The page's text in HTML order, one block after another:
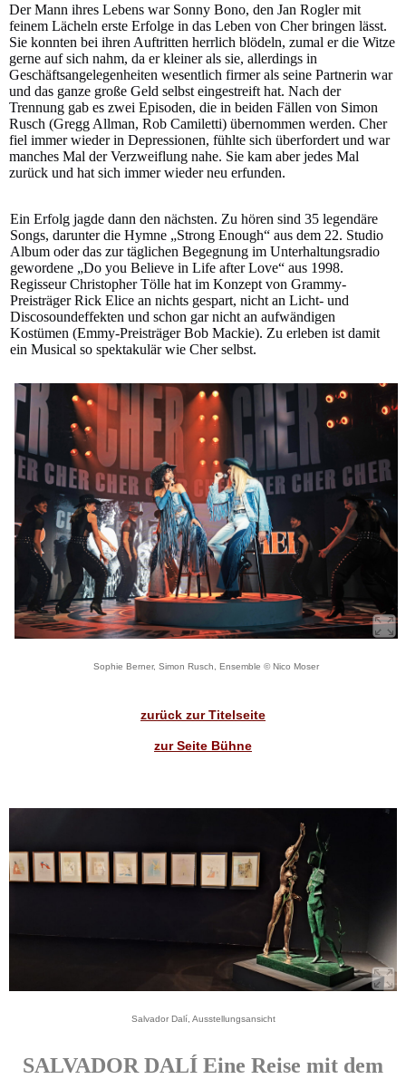
Der Mann ihres Lebens war Sonny Bono, den Jan Rogler mit
feinem Lächeln erste Erfolge in das Leben von Cher bringen lässt.
Sie konnten bei ihren Auftritten herrlich blödeln, zumal er die Witze
gerne auf sich nahm, da er kleiner als sie, allerdings in
Geschäftsangelegenheiten wesentlich firmer als seine Partnerin war
und das ganze große Geld selbst eingestreift hat. Nach der
Trennung gab es zwei Episoden, die in beiden Fällen von Simon
Rusch (Gregg Allman, Rob Camiletti) übernommen werden. Cher
fiel immer wieder in Depressionen, fühlte sich überfordert und war
manches Mal der Verzweiflung nahe. Sie kam aber jedes Mal
zurück und hat sich immer wieder neu erfunden.
Ein Erfolg jagde dann den nächsten. Zu hören sind 35 legendäre
Songs, darunter die Hymne „Strong Enough“ aus dem 22. Studio
Album oder das zur täglichen Begegnung im Unterhaltungsradio
gewordene „Do you Believe in Life after Love“ aus 1998.
Regisseur Christopher Tölle hat im Konzept von Grammy-
Preisträger Rick Elice an nichts gespart, nicht an Licht- und
Discosoundeffekten und schon gar nicht an aufwändigen
Kostümen (Emmy-Preisträger Bob Mackie). Zu erleben ist damit
ein Musical so spektakulär wie Cher selbst.
Sophie Berner, Simon Rusch, Ensemble © Nico Moser
zurück zur Titelseite
zur Seite Bühne
Salvador Dalí, Ausstellungsansicht
SALVADOR DALÍ Eine Reise mit dem